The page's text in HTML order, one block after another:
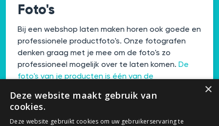
Foto's
Bij een webshop laten maken horen ook goede en
professionele productfoto's. Onze fotografen
denken graag met je mee om de foto's zo
professioneel mogelijk over te laten komen. De
foto's van je producten is één van de
conversie neemt ook toe wanneer de
productfoto's van hoge kwaliteit zijn.
×
Deze website maakt gebruik van
cookies.
Deze website gebruikt cookies om uw gebruikerservaring te